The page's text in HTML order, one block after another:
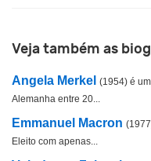
Veja também as
Angela Merkel (1954) é
Alemanha entre 20...
Emmanuel Macron
Eleito com apenas...